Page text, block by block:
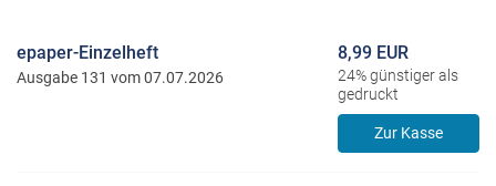
epaper-Einzelheft
Ausgabe 131 vom 07.07.2026
8,99 EUR
24% günstiger als
gedruckt
Zur Kasse